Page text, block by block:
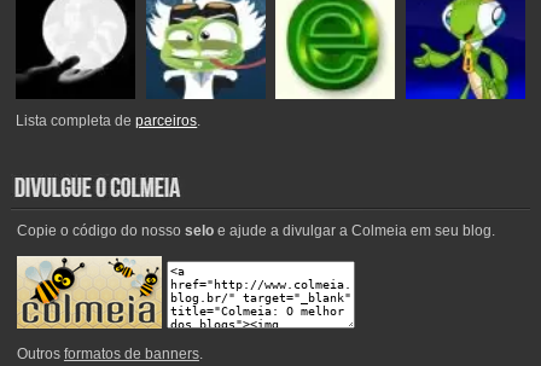
Lista completa deparceiros.
Copie o código do nosso seloe ajude a divulgar a Colmeia em seu blog.
Outros formatos de banners.